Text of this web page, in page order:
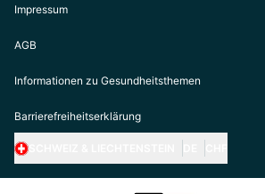
Impressum
AGB
Informationen zu Gesundheitsthemen
Barrierefreiheitserklärung
https://biogena.com/de-at